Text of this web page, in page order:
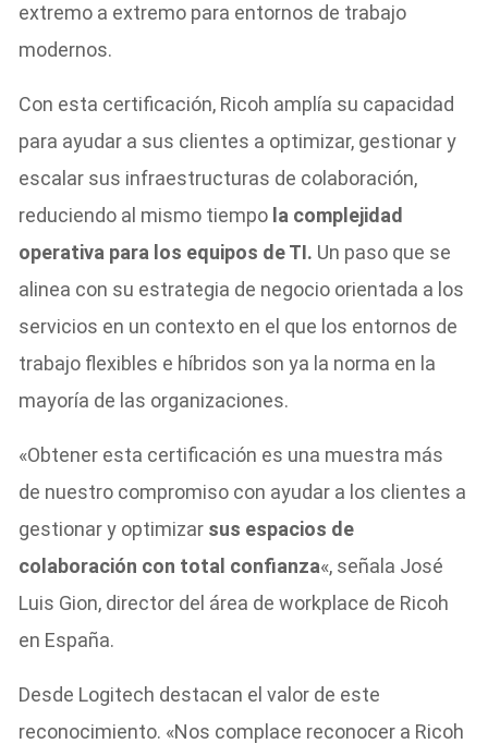
extremo a extremo para entornos de trabajo
modernos.
Con esta certificación, Ricoh amplía su capacidad
para ayudar a sus clientes a optimizar, gestionar y
escalar sus infraestructuras de colaboración,
reduciendo al mismo tiempo la complejidad
operativa para los equipos de TI. Un paso que se
alinea con su estrategia de negocio orientada a los
servicios en un contexto en el que los entornos de
trabajo flexibles e híbridos son ya la norma en la
mayoría de las organizaciones.
«Obtener esta certificación es una muestra más
de nuestro compromiso con ayudar a los clientes a
gestionar y optimizar sus espacios de
colaboración con total confianza«, señala José
Luis Gion, director del área de workplace de Ricoh
en España.
Desde Logitech destacan el valor de este
reconocimiento. «Nos complace reconocer a Ricoh